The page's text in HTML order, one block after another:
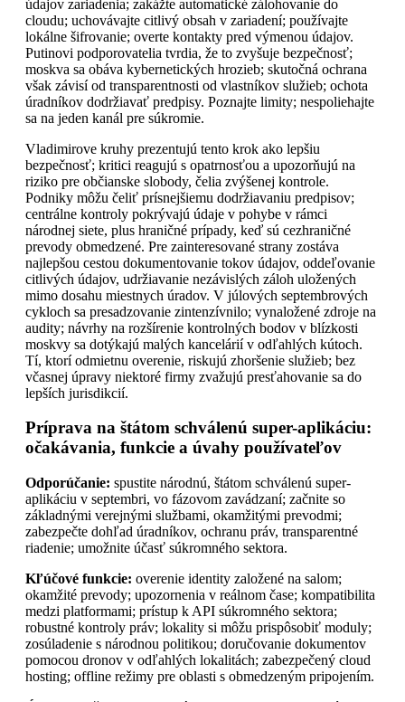
údajov zariadenia; zakážte automatické zálohovanie do
cloudu; uchovávajte citlivý obsah v zariadení; používajte
lokálne šifrovanie; overte kontakty pred výmenou údajov.
Putinovi podporovatelia tvrdia, že to zvyšuje bezpečnosť;
moskva sa obáva kybernetických hrozieb; skutočná ochrana
však závisí od transparentnosti od vlastníkov služieb; ochota
úradníkov dodržiavať predpisy. Poznajte limity; nespoliehajte
sa na jeden kanál pre súkromie.
Vladimirove kruhy prezentujú tento krok ako lepšiu
bezpečnosť; kritici reagujú s opatrnosťou a upozorňujú na
riziko pre občianske slobody, čelia zvýšenej kontrole.
Podniky môžu čeliť prísnejšiemu dodržiavaniu predpisov;
centrálne kontroly pokrývajú údaje v pohybe v rámci
národnej siete, plus hraničné prípady, keď sú cezhraničné
prevody obmedzené. Pre zainteresované strany zostáva
najlepšou cestou dokumentovanie tokov údajov, oddeľovanie
citlivých údajov, udržiavanie nezávislých záloh uložených
mimo dosahu miestnych úradov. V júlových septembrových
cykloch sa presadzovanie zintenzívnilo; vynaložené zdroje na
audity; návrhy na rozšírenie kontrolných bodov v blízkosti
moskvy sa dotýkajú malých kancelárií v odľahlých kútoch.
Tí, ktorí odmietnu overenie, riskujú zhoršenie služieb; bez
včasnej úpravy niektoré firmy zvažujú presťahovanie sa do
lepších jurisdikcií.
Príprava na štátom schválenú super-aplikáciu:
očakávania, funkcie a úvahy používateľov
Odporúčanie: spustite národnú, štátom schválenú super-
aplikáciu v septembri, vo fázovom zavádzaní; začnite so
základnými verejnými službami, okamžitými prevodmi;
zabezpečte dohľad úradníkov, ochranu práv, transparentné
riadenie; umožnite účasť súkromného sektora.
Kľúčové funkcie: overenie identity založené na salom;
okamžité prevody; upozornenia v reálnom čase; kompatibilita
medzi platformami; prístup k API súkromného sektora;
robustné kontroly práv; lokality si môžu prispôsobiť moduly;
zosúladenie s národnou politikou; doručovanie dokumentov
pomocou dronov v odľahlých lokalitách; zabezpečený cloud
hosting; offline režimy pre oblasti s obmedzeným pripojením.